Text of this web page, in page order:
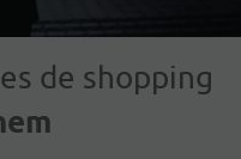
de shopping